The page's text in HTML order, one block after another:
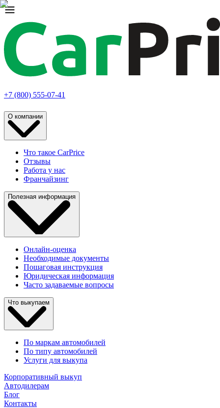
+7 (800) 555-07-41
О компании
Что такое CarPrice
Отзывы
Работа у нас
Франчайзинг
Полезная информация
Онлайн-оценка
Необходимые документы
Пошаговая инструкция
Юридическая информация
Часто задаваемые вопросы
Что выкупаем
По маркам автомобилей
По типу автомобилей
Услуги для выкупа
Корпоративный выкуп
Автодилерам
Блог
Контакты